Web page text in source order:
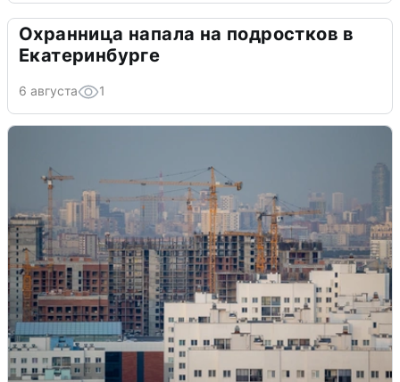
Охранница напала на подростков в
Екатеринбурге
6 августа 1